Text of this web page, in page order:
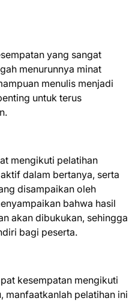
yang sangat
menurunnya minat
menulis menjadi
untuk terus
mengikuti pelatihan
dalam bertanya, serta
disampaikan oleh
bahwa hasil
akan dibukukan, sehingga
bagi peserta.
kesempatan mengikuti
manfaatkanlah pelatihan ini